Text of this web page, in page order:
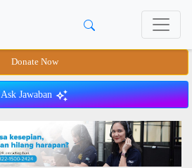
Donate Now
Ask Jawaban